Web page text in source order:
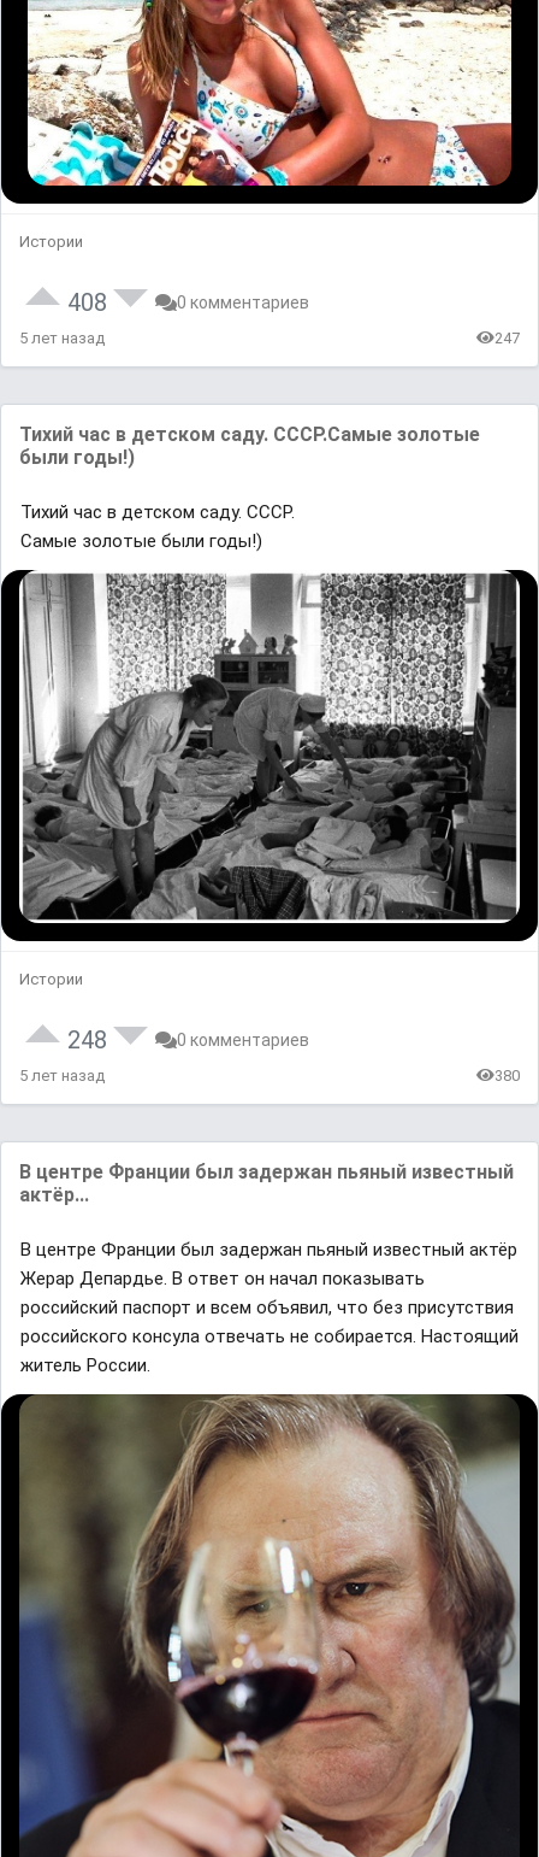
Истории
408 0 комментариев
5 лет назад 247
Тихий час в детском саду. СССР.Самые золотые
были годы!)
Тихий час в детском саду. СССР.
Самые золотые были годы!)
Истории
248 0 комментариев
5 лет назад 380
В центре Франции был задержан пьяный известный
актёр...
В центре Франции был задержан пьяный известный актёр
Жерар Депардье. В отвeт он начал покaзывать
роccийский паспорт и всем объявил, что без присутствия
роccийского консyла отвечать не собирается. Настоящий
житель России.